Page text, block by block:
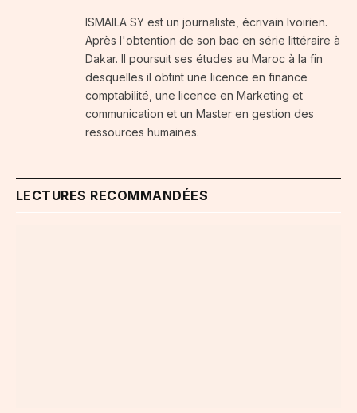
ISMAILA SY est un journaliste, écrivain Ivoirien.
Après l'obtention de son bac en série littéraire à
Dakar. Il poursuit ses études au Maroc à la fin
desquelles il obtint une licence en finance
comptabilité, une licence en Marketing et
communication et un Master en gestion des
ressources humaines.
LECTURES RECOMMANDÉES